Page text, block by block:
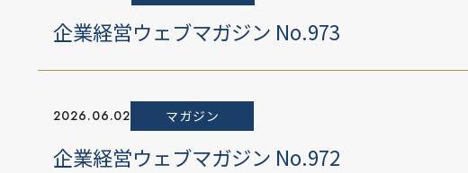
企業経営ウェブマガジン No.973
2026.06.02 マガジン
企業経営ウェブマガジン No.972